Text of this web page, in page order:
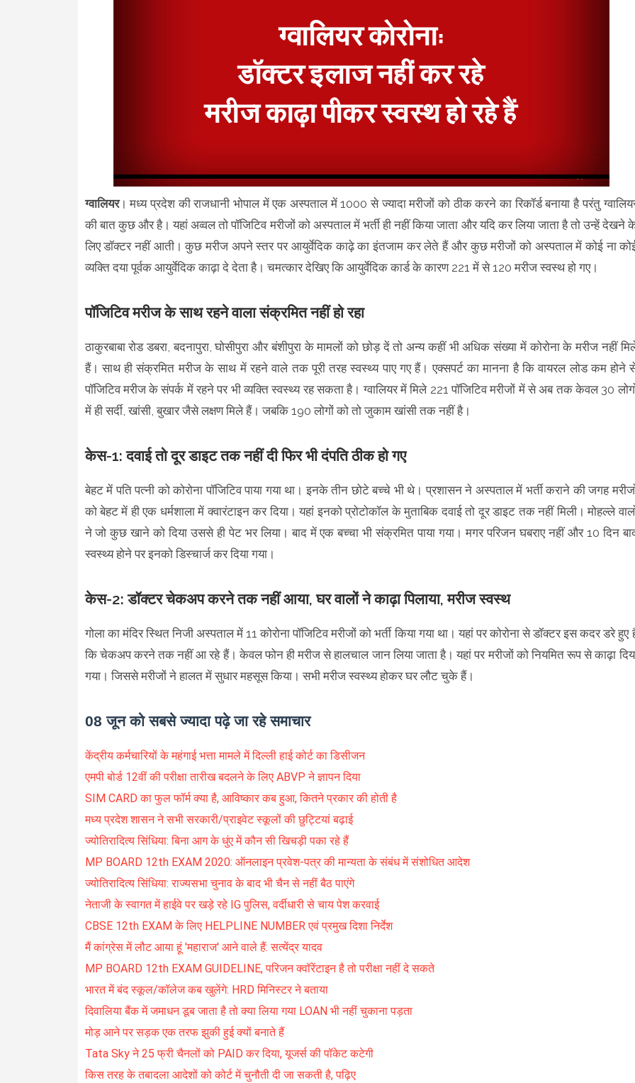
ग्वालियर। मध्य प्रदेश की राजधानी भोपाल में एक अस्पताल में 1000 से ज्यादा मरीजों को ठीक करने का रिकॉर्ड बनाया है परंतु
की बात कुछ और है। यहां अव्वल तो पॉजिटिव मरीजों को अस्पताल में भर्ती ही नहीं किया जाता और यदि कर लिया जाता है तो उन्हें देखने
लिए डॉक्टर नहीं आती। कुछ मरीज अपने स्तर पर आयुर्वेदिक काढ़े का इंतजाम कर लेते हैं और कुछ मरीजों को अस्पताल में कोई ना
व्यक्ति दया पूर्वक आयुर्वेदिक काढ़ा दे देता है। चमत्कार देखिए कि आयुर्वेदिक कार्ड के कारण 221 में से 120 मरीज स्वस्थ हो गए।
पॉजिटिव मरीज के साथ रहने वाला संक्रमित नहीं हो रहा
ठाकुरबाबा रोड डबरा, बदनापुरा, घोसीपुरा और बंशीपुरा के मामलों को छोड़ दें तो अन्य कहीं भी अधिक संख्या में कोरोना के मरीज नहीं
हैं। साथ ही संक्रमित मरीज के साथ में रहने वाले तक पूरी तरह स्वस्थ्य पाए गए हैं। एक्सपर्ट का मानना है कि वायरल लोड कम होने
पॉजिटिव मरीज के संपर्क में रहने पर भी व्यक्ति स्वस्थ्य रह सकता है। ग्वालियर में मिले 221 पॉजिटिव मरीजों में से अब तक केवल 30
में ही सर्दी, खांसी, बुखार जैसे लक्षण मिले हैं। जबकि 190 लोगों को तो जुकाम खांसी तक नहीं है।
केस-1: दवाई तो दूर डाइट तक नहीं दी फिर भी दंपति ठीक हो गए
बेहट में पति पत्नी को कोरोना पॉजिटिव पाया गया था। इनके तीन छोटे बच्चे भी थे। प्रशासन ने अस्पताल में भर्ती कराने की जगह
को बेहट में ही एक धर्मशाला में क्वारंटाइन कर दिया। यहां इनको प्रोटोकॉल के मुताबिक दवाई तो दूर डाइट तक नहीं मिली। मोहल्ले
ने जो कुछ खाने को दिया उससे ही पेट भर लिया। बाद में एक बच्चा भी संक्रमित पाया गया। मगर परिजन घबराए नहीं और 10 दिन
स्वस्थ्य होने पर इनको डिस्चार्ज कर दिया गया।
केस-2: डॉक्टर चेकअप करने तक नहीं आया, घर वालों ने काढ़ा पिलाया, मरीज स्वस्थ
गोला का मंदिर स्थित निजी अस्पताल में 11 कोरोना पॉजिटिव मरीजों को भर्ती किया गया था। यहां पर कोरोना से डॉक्टर इस कदर डरे हुए
कि चेकअप करने तक नहीं आ रहे हैं। केवल फोन ही मरीज से हालचाल जान लिया जाता है। यहां पर मरीजों को नियमित रूप से काढ़ा
गया। जिससे मरीजों ने हालत में सुधार महसूस किया। सभी मरीज स्वस्थ्य होकर घर लौट चुके हैं।
08 जून को सबसे ज्यादा पढ़े जा रहे समाचार
केंद्रीय कर्मचारियों के महंगाई भत्ता मामले में दिल्ली हाई कोर्ट का डिसीजन
एमपी बोर्ड 12वीं की परीक्षा तारीख बदलने के लिए ABVP ने ज्ञापन दिया
SIM CARD का फुल फॉर्म क्या है, आविष्कार कब हुआ, कितने प्रकार की होती है
मध्य प्रदेश शासन ने सभी सरकारी/प्राइवेट स्कूलों की छुट्टियां बढ़ाई
ज्योतिरादित्य सिंधिया: बिना आग के धुंए में कौन सी खिचड़ी पका रहे हैं
MP BOARD 12th EXAM 2020: ऑनलाइन प्रवेश-पत्र की मान्यता के संबंध में संशोधित आदेश
ज्योतिरादित्य सिंधिया: राज्यसभा चुनाव के बाद भी चैन से नहीं बैठ पाएंगे
नेताजी के स्वागत में हाईवे पर खड़े रहे IG पुलिस, वर्दीधारी से चाय पेश करवाई
CBSE 12th EXAM के लिए HELPLINE NUMBER एवं प्रमुख दिशा निर्देश
मैं कांग्रेस में लौट आया हूं 'महाराज' आने वाले हैं: सत्येंद्र यादव
MP BOARD 12th EXAM GUIDELINE, परिजन क्वॉरेंटाइन है तो परीक्षा नहीं दे सकते
भारत में बंद स्कूल/कॉलेज कब खुलेंगे: HRD मिनिस्टर ने बताया
दिवालिया बैंक में जमाधन डूब जाता है तो क्या लिया गया LOAN भी नहीं चुकाना पड़ता
मोड़ आने पर सड़क एक तरफ झुकी हुई क्यों बनाते हैं
Tata Sky ने 25 फ्री चैनलों को PAID कर दिया, यूजर्स की पॉकेट कटेगी
किस तरह के तबादला आदेशों को कोर्ट में चुनौती दी जा सकती है, पढ़िए